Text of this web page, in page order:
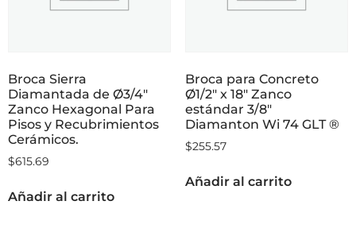
Broca Sierra
Diamantada de Ø3/4″
Zanco Hexagonal Para
Pisos y Recubrimientos
Cerámicos.
$615.69
Añadir al carrito
Broca para Concreto
Ø1/2″ x 18″ Zanco
estándar 3/8″
Diamanton Wi 74 GLT ®
$255.57
Añadir al carrito